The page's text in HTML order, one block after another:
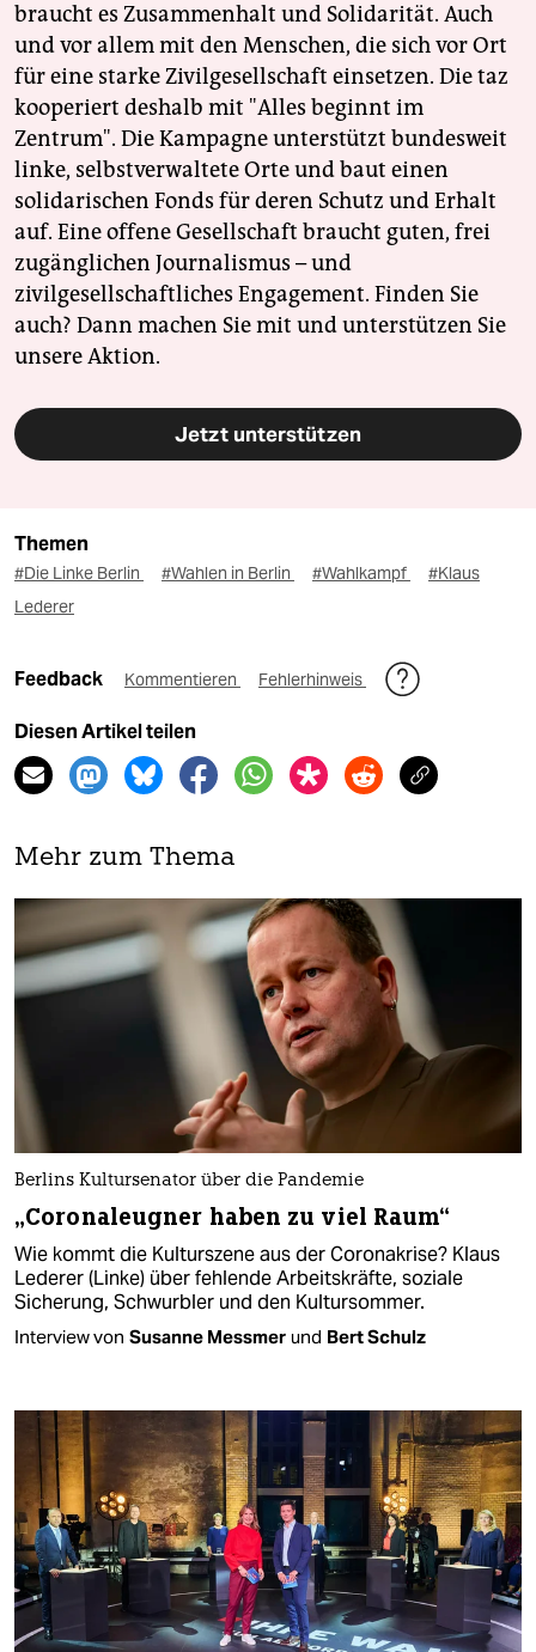
braucht es Zusammenhalt und Solidarität. Auch
und vor allem mit den Menschen, die sich vor Ort
für eine starke Zivilgesellschaft einsetzen. Die taz
kooperiert deshalb mit "Alles beginnt im
Zentrum". Die Kampagne unterstützt bundesweit
linke, selbstverwaltete Orte und baut einen
solidarischen Fonds für deren Schutz und Erhalt
auf. Eine offene Gesellschaft braucht guten, frei
zugänglichen Journalismus – und
zivilgesellschaftliches Engagement. Finden Sie
auch? Dann machen Sie mit und unterstützen Sie
unsere Aktion.
Jetzt unterstützen
Themen
#Die Linke Berlin #Wahlen in Berlin #Wahlkampf
#Klaus
Lederer
Feedback Kommentieren Fehlerhinweis
Diesen Artikel teilen
Mehr zum Thema
Berlins Kultursenator über die Pandemie
„Coronaleugner haben zu viel Raum“
Wie kommt die Kulturszene aus der Coronakrise? Klaus
Lederer (Linke) über fehlende Arbeitskräfte, soziale
Sicherung, Schwurbler und den Kultursommer.
Interview von Susanne Messmer und Bert Schulz